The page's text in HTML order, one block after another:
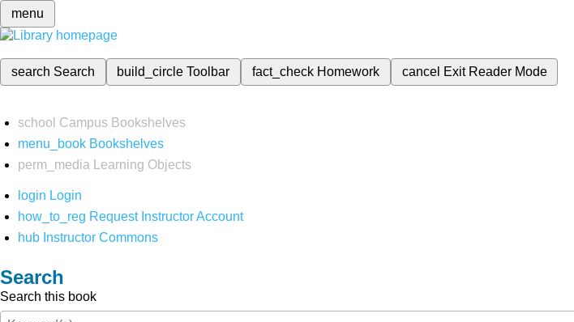
menu
search Search build_circleToolbar fact_check Homework cancel Exit Reader Mode
school Campus Bookshelves
menu_book Bookshelves
perm_media
Learning Objects
login Login
how_to_reg Request Instructor Account
hub Instructor Commons
Search
Search this book